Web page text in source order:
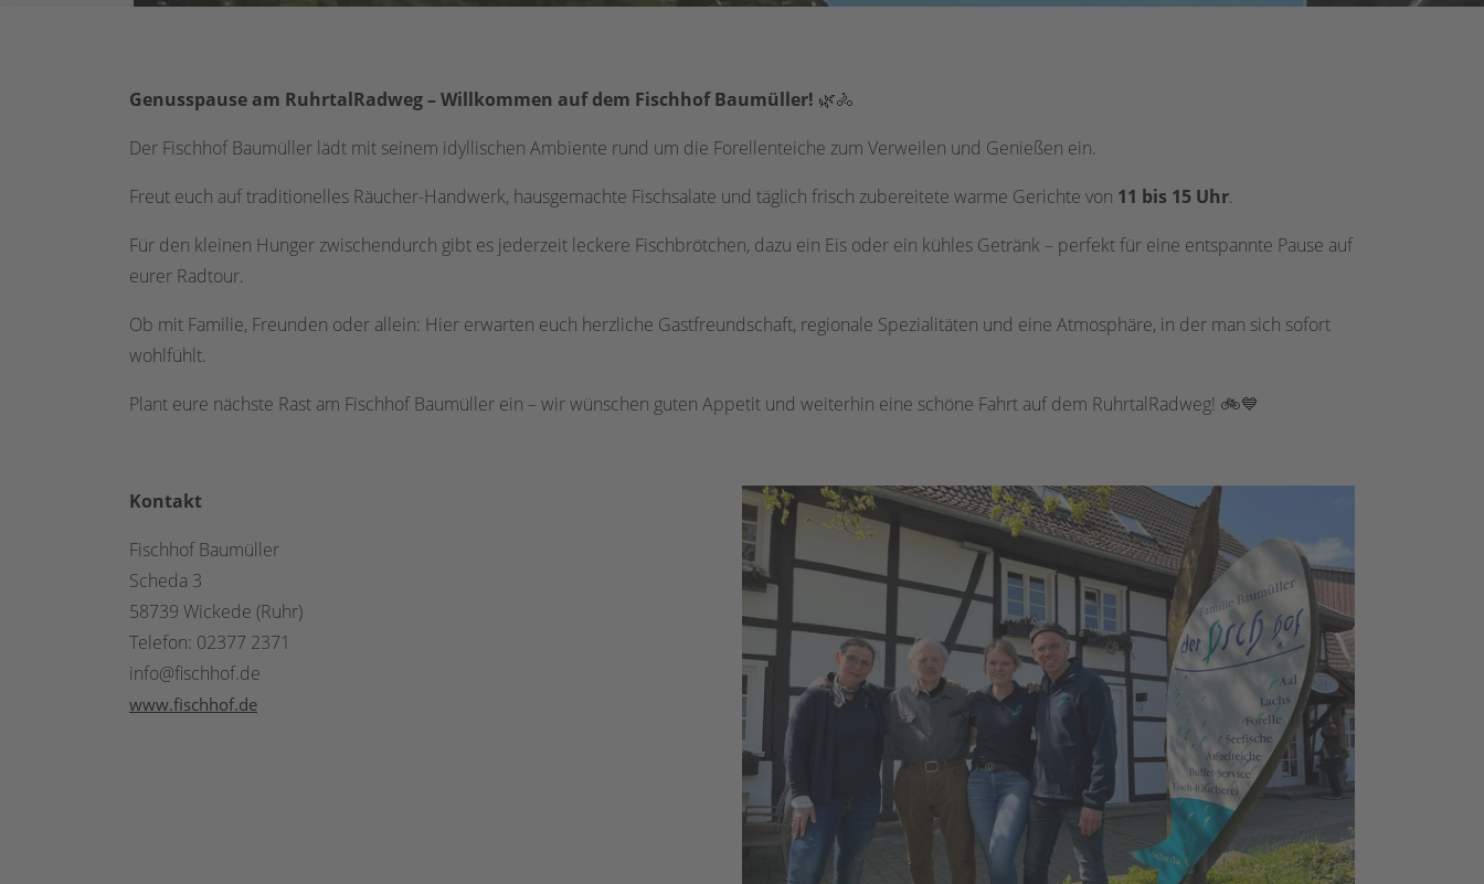
Genusspause am RuhrtalRadweg – Willkommen auf dem Fischhof Baumüller! 🌿🚴
Der Fischhof Baumüller lädt mit seinem idyllischen Ambiente rund um die Forellenteiche zum Verweilen und Genießen ein.
Freut euch auf traditionelles Räucher-Handwerk, hausgemachte Fischsalate und täglich frisch zubereitete warme Gerichte von 11 bis 15 Uhr.
Für den kleinen Hunger zwischendurch gibt es jederzeit leckere Fischbrötchen, dazu ein Eis oder ein kühles Getränk – perfekt für eine entspannte Pause auf
eurer Radtour.
Ob mit Familie, Freunden oder allein: Hier erwarten euch herzliche Gastfreundschaft, regionale Spezialitäten und eine Atmosphäre, in der man sich sofort
wohlfühlt.
Plant eure nächste Rast am Fischhof Baumüller ein – wir wünschen guten Appetit und weiterhin eine schöne Fahrt auf dem RuhrtalRadweg! 🚲💙
Kontakt
Fischhof Baumüller
Scheda 3
58739 Wickede (Ruhr)
Telefon: 02377 2371
info@fischhof.de
www.fischhof.de